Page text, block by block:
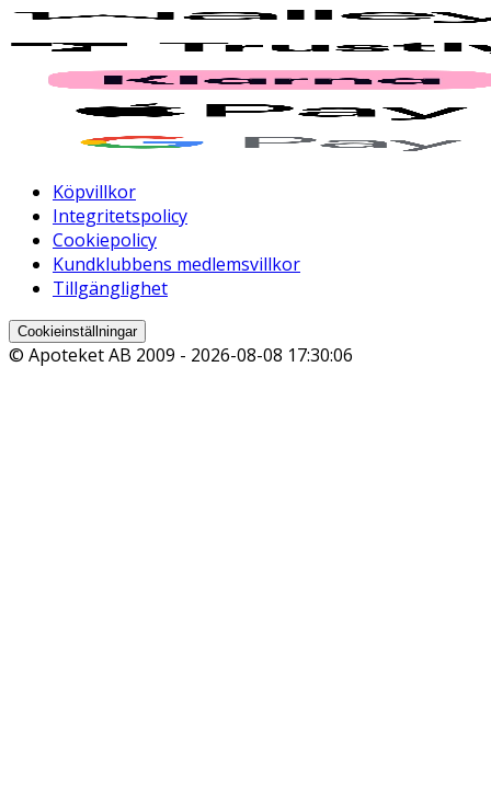
Köpvillkor
Integritetspolicy
Cookiepolicy
Kundklubbens medlemsvillkor
Tillgänglighet
Cookieinställningar
© Apoteket AB 2009 - 2026-08-08 17:30:06